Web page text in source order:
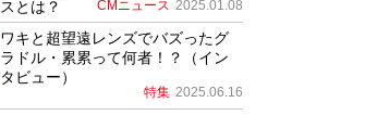
スとは？
CMニュース 2025.01.08
ワキと超望遠レンズでバズったグ
ラドル・累累って何者！？（イン
タビュー）
特集 2025.06.16